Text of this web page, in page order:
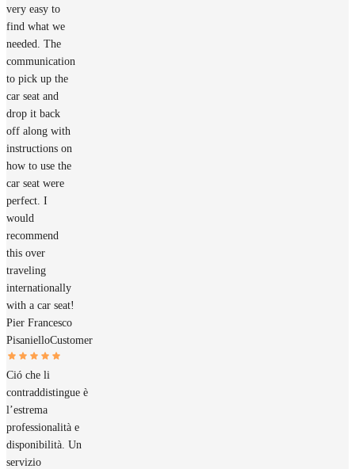
very easy to
find what we
needed. The
communication
to pick up the
car seat and
drop it back
off along with
instructions on
how to use the
car seat were
perfect. I
would
recommend
this over
traveling
internationally
with a car seat!
Pier Francesco
PisanielloCustomer
Ció che li
contraddistingue è
l’estrema
professionalità e
disponibilità. Un
servizio